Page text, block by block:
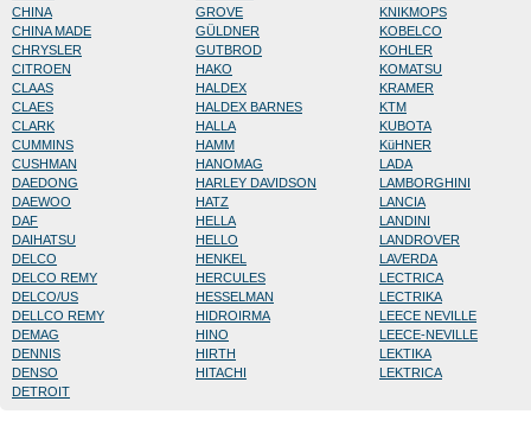
CHINA
CHINA MADE
CHRYSLER
CITROEN
CLAAS
CLAES
CLARK
CUMMINS
CUSHMAN
DAEDONG
DAEWOO
DAF
DAIHATSU
DELCO
DELCO REMY
DELCO/US
DELLCO REMY
DEMAG
DENNIS
DENSO
DETROIT
GROVE
GÜLDNER
GUTBROD
HAKO
HALDEX
HALDEX BARNES
HALLA
HAMM
HANOMAG
HARLEY DAVIDSON
HATZ
HELLA
HELLO
HENKEL
HERCULES
HESSELMAN
HIDROIRMA
HINO
HIRTH
HITACHI
KNIKMOPS
KOBELCO
KOHLER
KOMATSU
KRAMER
KTM
KUBOTA
KüHNER
LADA
LAMBORGHINI
LANCIA
LANDINI
LANDROVER
LAVERDA
LECTRICA
LECTRIKA
LEECE NEVILLE
LEECE-NEVILLE
LEKTIKA
LEKTRICA